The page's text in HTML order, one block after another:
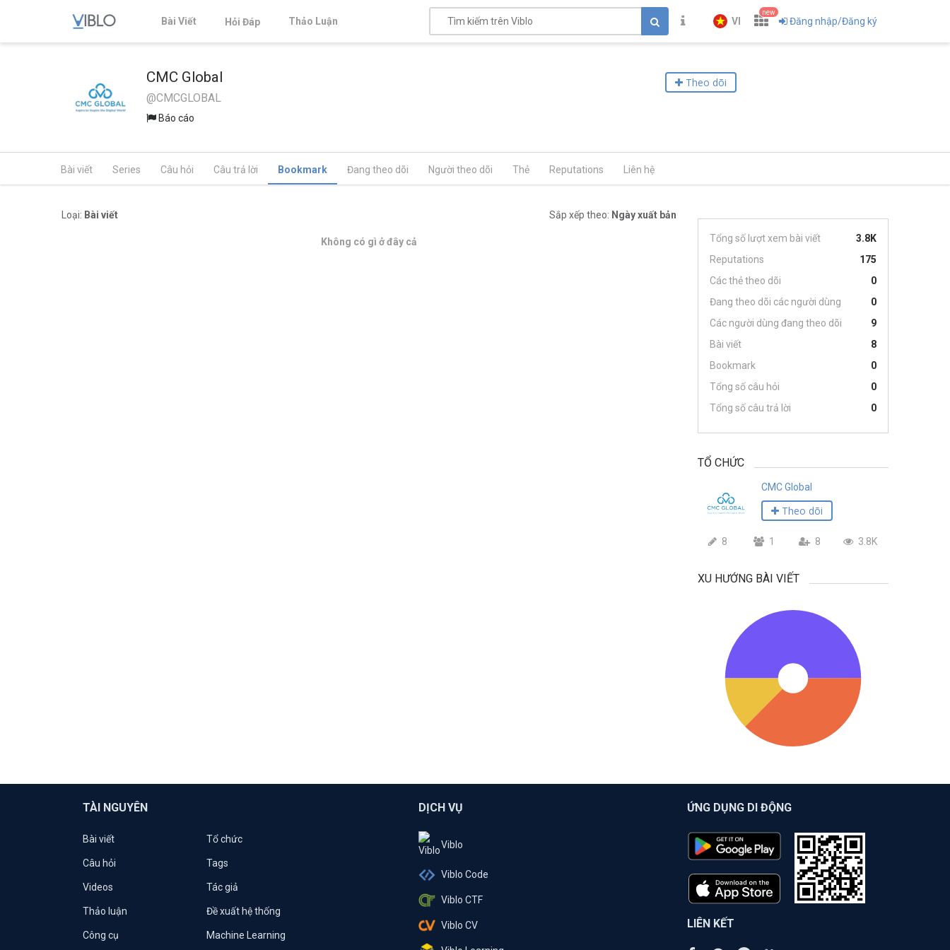
Bài Viết Hỏi Đáp Thảo Luận VI
new
Đăng nhập/Đăng ký
CMC Global
@CMCGLOBAL
Báo cáo
Theo dõi
Bài viết Series Câu hỏi Câu trả lời Bookmark Đang theo dõi Người theo dõi Thẻ Reputations Liên hệ
Loại: Bài viết Sắp xếp theo: Ngày xuất bản
Không có gì ở đây cả Tổng số lượt xem bài viết
3.8K
Reputations
175
Các thẻ theo dõi
0
Đang theo dõi các người dùng
0
Các người dùng đang theo dõi
9
Bài viết
8
Bookmark
0
Tổng số câu hỏi
0
Tổng số câu trả lời
0
TỔ CHỨC
CMC Global
Theo dõi
8 1 8 3.8K
XU HƯỚNG BÀI VIẾT
TÀI NGUYÊN
Bài viết Tổ chức
Câu hỏi Tags
Videos Tác giả
Thảo luận Đề xuất hệ thống
Công cụ Machine Learning
DỊCH VỤ
Viblo
Viblo Code
Viblo CTF
Viblo CV
ỨNG DỤNG DI ĐỘNG
LIÊN KẾT